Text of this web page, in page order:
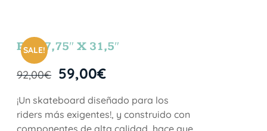
SALE!
FUN 7,75″ X 31,5″
92,00€ 59,00€
¡Un skateboard diseñado para los
riders más exigentes!, y construido con
componentes de alta calidad, hace que